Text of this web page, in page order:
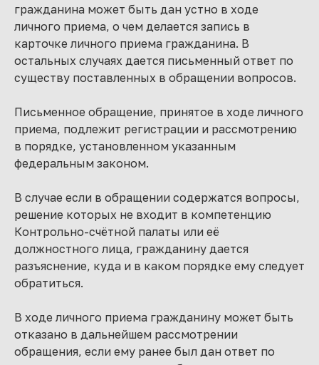
гражданина может быть дан устно в ходе
личного приема, о чем делается запись в
карточке личного приема гражданина. В
остальных случаях дается письменный ответ по
существу поставленных в обращении вопросов.
Письменное обращение, принятое в ходе личного
приема, подлежит регистрации и рассмотрению
в порядке, установленном указанным
федеральным законом.
В случае если в обращении содержатся вопросы,
решение которых не входит в компетенцию
Контрольно-счётной палаты или её
должностного лица, гражданину дается
разъяснение, куда и в каком порядке ему следует
обратиться.
В ходе личного приема гражданину может быть
отказано в дальнейшем рассмотрении
обращения, если ему ранее был дан ответ по